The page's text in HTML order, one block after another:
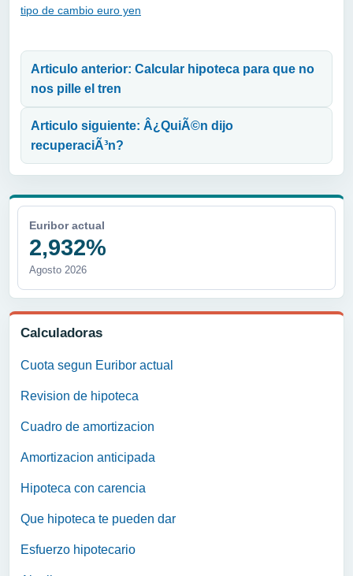
Euribor actual
2,932%
Agosto 2026
Calculadoras
Cuota segun Euribor actual
Revision de hipoteca
Cuadro de amortizacion
Amortizacion anticipada
Hipoteca con carencia
Que hipoteca te pueden dar
Esfuerzo hipotecario
tipo de cambio euro yen
Articulo anterior: Calcular hipoteca para que no
nos pille el tren
Articulo siguiente: Â¿QuiÃ©n dijo
recuperaciÃ³n?